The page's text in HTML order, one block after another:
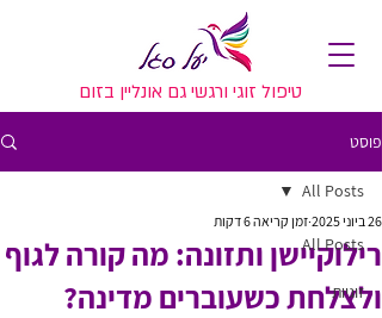
טיפול זוגי ורגשי גם אונליין בזום
פוסט
All Posts
זוגיות
All Posts
רילוקיישן ותזונה: מה קורה לגוף
ולצלחת כשעוברים מדינה?
26 ביוני 2025 זמן קריאה 6 דקות